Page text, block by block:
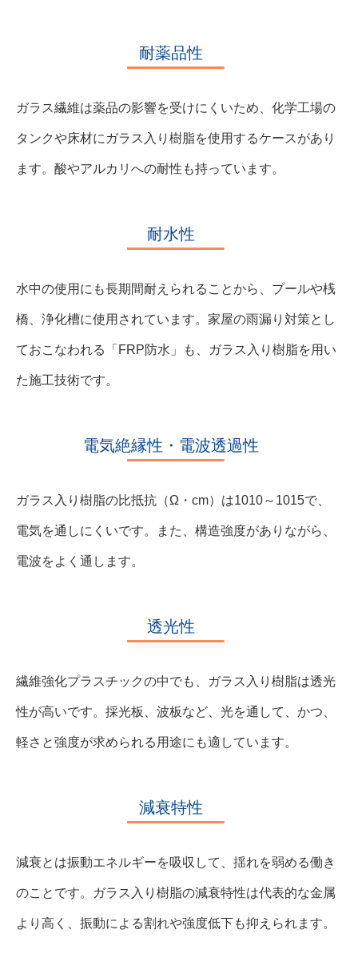
耐薬品性
ガラス繊維は薬品の影響を受けにくいため、化学工場の
タンクや床材にガラス入り樹脂を使用するケースがあり
ます。酸やアルカリへの耐性も持っています。
耐水性
水中の使用にも長期間耐えられることから、プールや桟
橋、浄化槽に使用されています。家屋の雨漏り対策とし
ておこなわれる「FRP防水」も、ガラス入り樹脂を用い
た施工技術です。
電気絶縁性・電波透過性
ガラス入り樹脂の比抵抗（Ω・cm）は1010～1015で、
電気を通しにくいです。また、構造強度がありながら、
電波をよく通します。
透光性
繊維強化プラスチックの中でも、ガラス入り樹脂は透光
性が高いです。採光板、波板など、光を通して、かつ、
軽さと強度が求められる用途にも適しています。
減衰特性
減衰とは振動エネルギーを吸収して、揺れを弱める働き
のことです。ガラス入り樹脂の減衰特性は代表的な金属
より高く、振動による割れや強度低下も抑えられます。